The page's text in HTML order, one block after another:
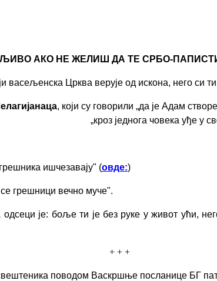
АКО НЕ ЖЕЛИШ ДА ТЕ СРБО-
васељенска Црква верује од искона, него си
елагијанаца, који су говорили „да је Адам
„кроз једнога човека уђе у
ишчезавају" (овде:)
грешници вечно муче".
је: боље ти је без руке у живот ући,
+ + +
поводом Васкршње посланице БГ